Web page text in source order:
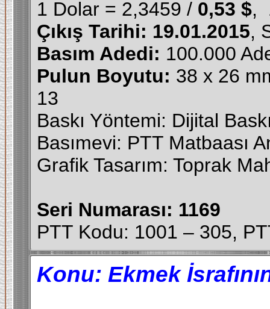
1 Dolar = 2,3459 / 0,53 $,
Çıkış Tarihi: 19.01.2015,
Basım Adedi: 100.000
Pulun Boyutu: 38 x 26
13
Baskı Yöntemi: Dijital
Basımevi: PTT Matbaası
Grafik Tasarım: Toprak
Seri Numarası: 1169
PTT Kodu: 1001 – 305,
Konu: Ekmek